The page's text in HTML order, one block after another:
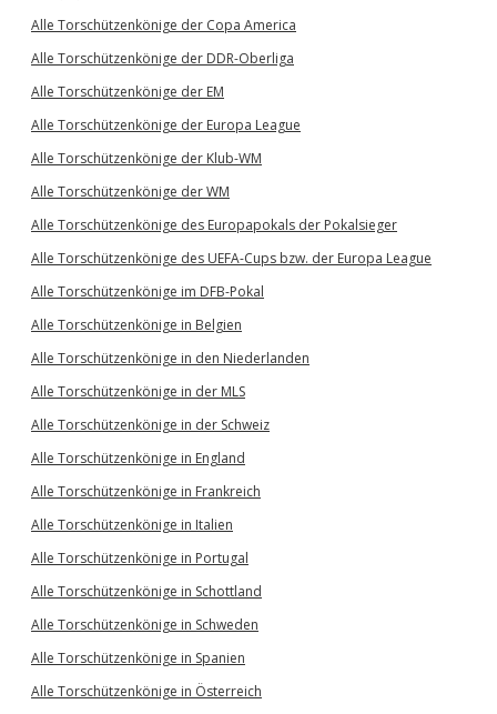
Alle Torschützenkönige der Copa America
Alle Torschützenkönige der DDR-Oberliga
Alle Torschützenkönige der EM
Alle Torschützenkönige der Europa League
Alle Torschützenkönige der Klub-WM
Alle Torschützenkönige der WM
Alle Torschützenkönige des Europapokals der Pokalsieger
Alle Torschützenkönige des UEFA-Cups bzw. der Europa League
Alle Torschützenkönige im DFB-Pokal
Alle Torschützenkönige in Belgien
Alle Torschützenkönige in den Niederlanden
Alle Torschützenkönige in der MLS
Alle Torschützenkönige in der Schweiz
Alle Torschützenkönige in England
Alle Torschützenkönige in Frankreich
Alle Torschützenkönige in Italien
Alle Torschützenkönige in Portugal
Alle Torschützenkönige in Schottland
Alle Torschützenkönige in Schweden
Alle Torschützenkönige in Spanien
Alle Torschützenkönige in Österreich